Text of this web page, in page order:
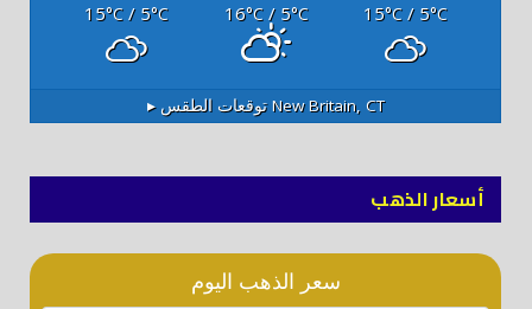
15°C / 5°C
16°C/ 5°C
15°C/ 5°C
New Britain, CTتوقعات الطقس ▸
أسعار الذهب